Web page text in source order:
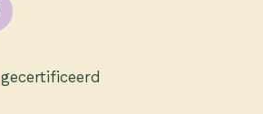
gecertificeerd